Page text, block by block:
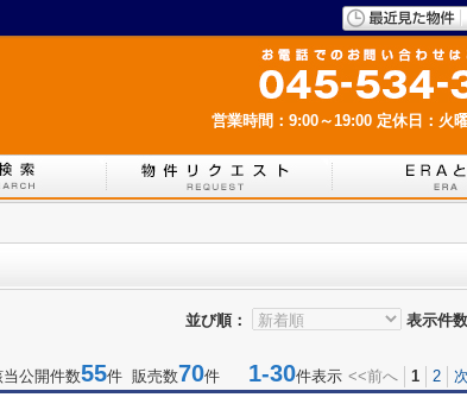
営業時間：9:00～19:00 定休日：火
並び順： 表示件数
当公開件数55件 販売数70件 1-30件表示 <<前へ 1 2